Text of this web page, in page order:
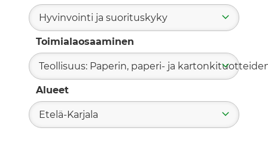
Hyvinvointi ja suorituskyky
Toimialaosaaminen
Teollisuus: Paperin, paperi- ja
Alueet
Etelä-Karjala